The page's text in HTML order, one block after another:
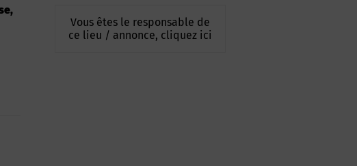
Vous êtes le responsable de
ce lieu / annonce, cliquez ici